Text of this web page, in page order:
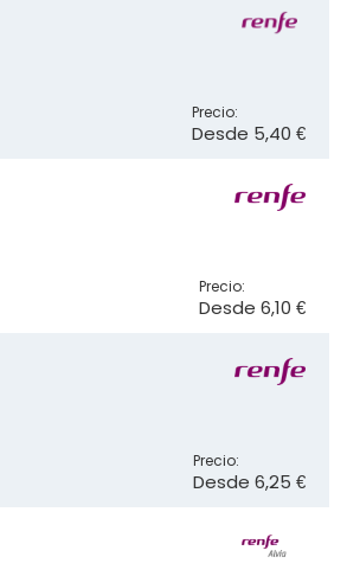
Precio:
Desde 5,40 €
Precio:
Desde 6,10 €
Precio:
Desde 6,25 €